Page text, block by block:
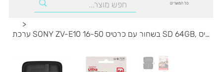
כל המוצרים
>
ערכת SONY ZV-E10 16-50 בשחור עם כרטיס SD 64GB, קורא כרטיס USB-C ותיק